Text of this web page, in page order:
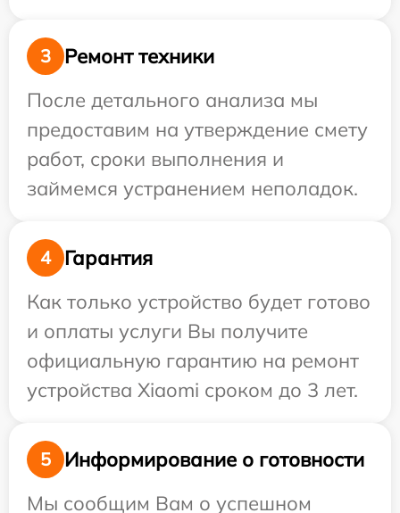
3
Ремонт техники
После детального анализа мы
предоставим на утверждение смету
работ, сроки выполнения и
займемся устранением неполадок.
4
Гарантия
Как только устройство будет готово
и оплаты услуги Вы получите
официальную гарантию на ремонт
устройства Xiaomi сроком до 3 лет.
5
Информирование о готовности
Мы сообщим Вам о успешном